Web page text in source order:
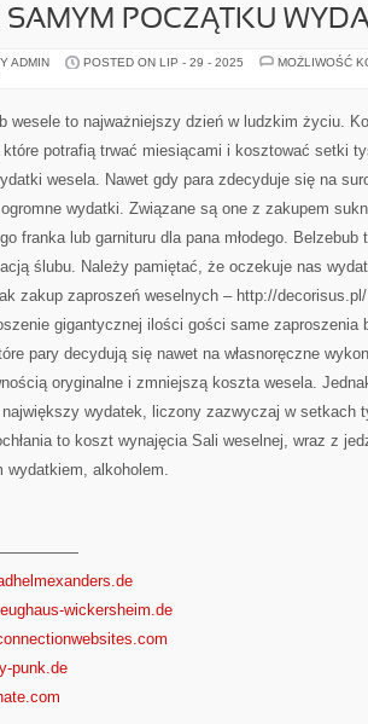
SAMYM POCZĄTKU
ADMIN POSTED ON LIP - 29 - 2025
MOŻLIWOŚĆ
wesele to najważniejszy dzień w ludzkim życiu.
które potrafią trwać miesiącami i kosztować setki
wesela. Nawet gdy para zdecyduje się na
wydatki. Związane są one z zakupem
franka lub garnituru dla pana młodego.
ślubu. Należy pamiętać, że oczekuje nas
zakup zaproszeń weselnych – http://
gigantycznej ilości gości same zaproszenia
pary decydują się nawet na własnoręczne
oryginalne i zmniejszą koszta wesela.
wydatek, liczony zazwyczaj w setkach
to koszt wynajęcia Sali weselnej, wraz z
wydatkiem, alkoholem.
wickersheim.de
punk.de